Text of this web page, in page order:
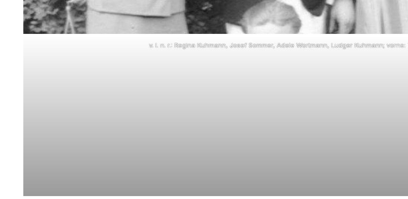
v. l. n. r.: Regina Kuhmann, Josef Sommer, Adele Wortmann, Ludger Kuhmann;